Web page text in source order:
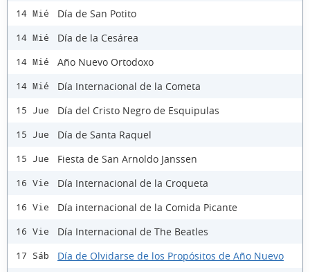
14 Mié Día de San Potito
14 Mié Día de la Cesárea
14 Mié Año Nuevo Ortodoxo
14 Mié Día Internacional de la Cometa
15 Jue Día del Cristo Negro de Esquipulas
15 Jue Día de Santa Raquel
15 Jue Fiesta de San Arnoldo Janssen
16 Vie Día Internacional de la Croqueta
16 Vie Día internacional de la Comida Picante
16 Vie Día Internacional de The Beatles
17 Sáb Día de Olvidarse de los Propósitos de Año Nuevo